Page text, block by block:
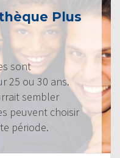
Plus
sont
25 ou 30 ans.
sembler
peuvent choisir
période.